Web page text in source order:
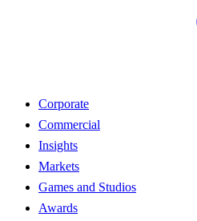
Corporate
Commercial
Insights
Markets
Games and Studios
Awards